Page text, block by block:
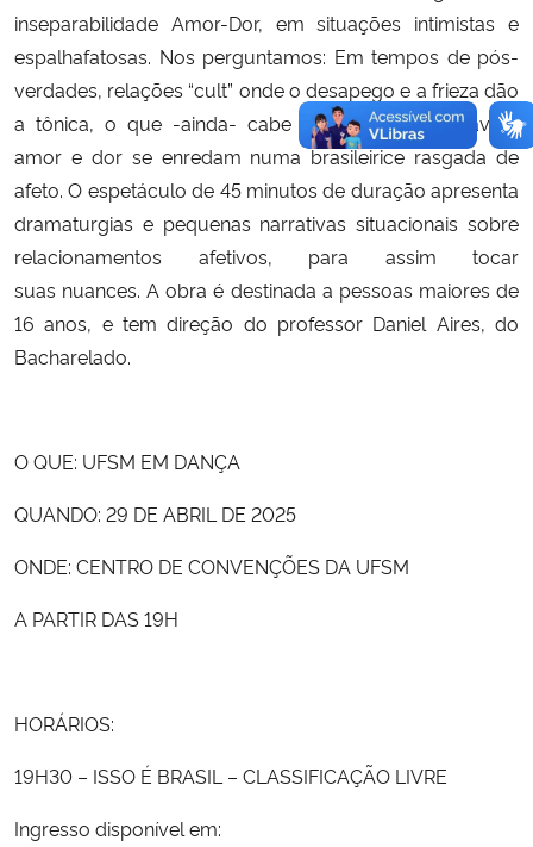
inseparabilidade Amor-Dor, em situações intimistas e
espalhafatosas. Nos perguntamos: Em tempos de pós-
verdades, relações “cult” onde o desapego e a frieza dão
a tônica, o que -ainda- cabe ao amor? Inseparáveis,
amor e dor se enredam numa brasileirice rasgada de
afeto. O espetáculo de 45 minutos de duração apresenta
dramaturgias e pequenas narrativas situacionais sobre
relacionamentos afetivos, para assim tocar
suas nuances. A obra é destinada a pessoas maiores de
16 anos, e tem direção do professor Daniel Aires, do
Bacharelado.
O QUE: UFSM EM DANÇA
QUANDO: 29 DE ABRIL DE 2025
ONDE: CENTRO DE CONVENÇÕES DA UFSM
A PARTIR DAS 19H
HORÁRIOS:
19H30 – ISSO É BRASIL – CLASSIFICAÇÃO LIVRE
Ingresso disponível em: